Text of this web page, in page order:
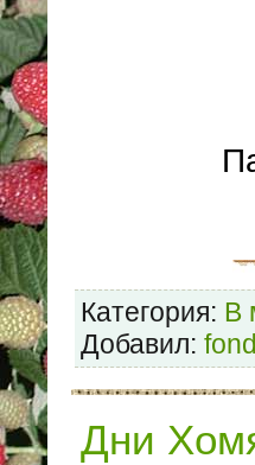
Категория: В
Добавил:
Дни